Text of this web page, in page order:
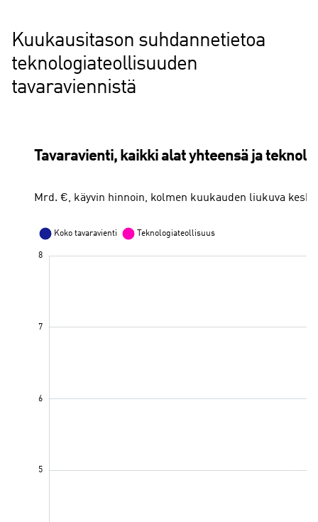
Kuukausitason suhdannetietoa
teknologiateollisuuden
tavaraviennistä
Tavaravienti, kaikki alat yhteensä ja
Mrd. €, käyvin hinnoin, kolmen kuukauden liukuva